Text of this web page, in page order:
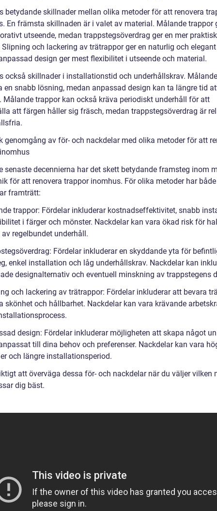
betydande skillnader mellan olika metoder för att renovera
En främsta skillnaden är i valet av material. Målande trappor
utseende, medan trappstegsöverdrag ger en mer praktisk
och lackering av trätrappor ger en naturlig och
design ger mest flexibilitet i utseende och material.
också skillnader i installationstid och underhållskrav.
en snabb lösning, medan anpassad design kan ta längre tid
Målande trappor kan också kräva periodiskt underhåll för att
att färgen håller sig fräsch, medan trappstegsöverdrag är
genomgång av för- och nackdelar med olika metoder för att
senaste decennierna har det skett betydande framsteg inom
för att renovera trappor inomhus. För olika metoder har
framträtt:
trappor: Fördelar inkluderar kostnadseffektivitet, snabb
i färger och mönster. Nackdelar kan vara ökad risk för
regelbundet underhåll.
Fördelar inkluderar en skyddande yta för
enkel installation och låg underhållskrav. Nackdelar kan
designalternativ och eventuell minskning av trappstegens
och lackering av trätrappor: Fördelar inkluderar att bevara
skönhet och hållbarhet. Nackdelar kan vara krävande
design: Fördelar inkluderar möjligheten att skapa något
till dina behov och preferenser. Nackdelar kan vara
och längre installationsperiod.
att överväga dessa för- och nackdelar när du väljer vilken
dig bäst.